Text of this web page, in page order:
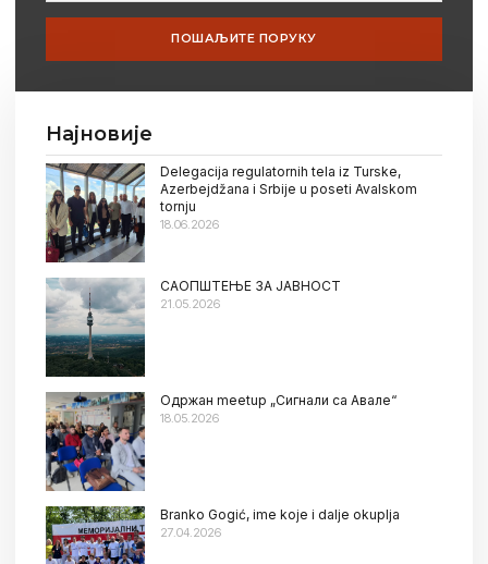
ПОШАЉИТЕ ПОРУКУ
Најновије
Delegacija regulatornih tela iz Turske,
Azerbejdžana i Srbije u poseti Avalskom
tornju
18.06.2026
САОПШТЕЊЕ ЗА ЈАВНОСТ
21.05.2026
Oдржан meetup „Сигнали са Авале“
18.05.2026
Branko Gogić, ime koje i dalje okuplja
27.04.2026